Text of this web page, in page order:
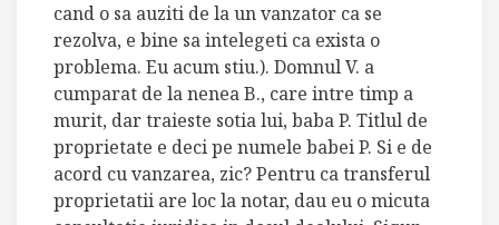
cand o sa auziti de la un vanzator ca se
rezolva, e bine sa intelegeti ca exista o
problema. Eu acum stiu.). Domnul V. a
cumparat de la nenea B., care intre timp a
murit, dar traieste sotia lui, baba P. Titlul de
proprietate e deci pe numele babei P. Si e de
acord cu vanzarea, zic? Pentru ca transferul
proprietatii are loc la notar, dau eu o micuta